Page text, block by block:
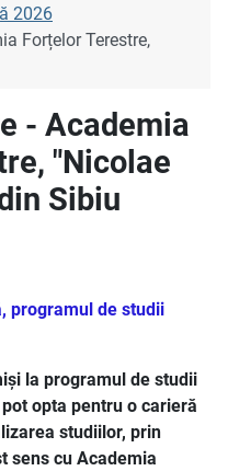
2026
Forțelor Terestre,
- Academia
"Nicolae
Sibiu
programul de studii
la programul de studii
opta pentru o carieră
studiilor, prin
sens cu Academia